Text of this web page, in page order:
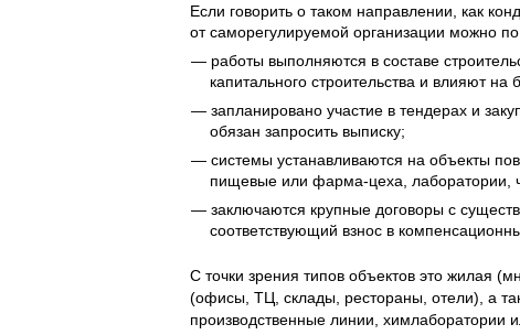
Если говорить о таком направлении, как
от саморегулируемой организации можно
работы выполняются в составе
капитального строительства и влияют на
запланировано участие в тендерах и
обязан запросить выписку;
системы устанавливаются на объекты
пищевые или фарма-цеха, лаборатории,
заключаются крупные договоры с
соответствующий взнос в
С точки зрения типов объектов это жилая
(офисы, ТЦ, склады, рестораны, отели), а
производственные линии, химлаборатории